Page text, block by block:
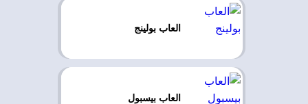
العاب بولينج
العاب بيسبول